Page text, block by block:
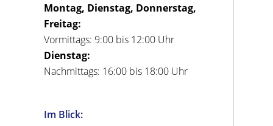
Montag, Dienstag, Donnerstag,
Freitag:
Vormittags: 9:00 bis 12:00 Uhr
Dienstag:
Nachmittags: 16:00 bis 18:00 Uhr
Im Blick: